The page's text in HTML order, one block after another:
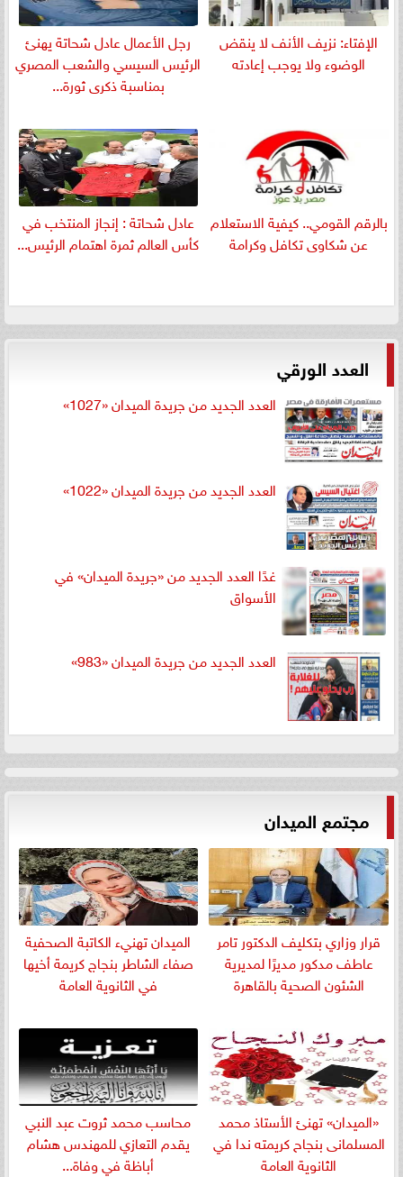
الإفتاء: نزيف الأنف لا ينقض
الوضوء ولا يوجب إعادته
رجل الأعمال عادل شحاتة يهنئ
الرئيس السيسي والشعب المصري
بمناسبة ذكرى ثورة...
بالرقم القومي.. كيفية الاستعلام
عن شكاوى تكافل وكرامة
عادل شحاتة : إنجاز المنتخب في
كأس العالم ثمرة اهتمام الرئيس...
العدد الورقي
العدد الجديد من جريدة الميدان «1027»
العدد الجديد من جريدة الميدان «1022»
غدًا العدد الجديد من «جريدة الميدان» في
الأسواق
العدد الجديد من جريدة الميدان «983»
مجتمع الميدان
قرار وزاري بتكليف الدكتور تامر
عاطف مدكور مديرًا لمديرية
الشئون الصحية بالقاهرة
الميدان تهنيء الكاتبة الصحفية
صفاء الشاطر بنجاج كريمة أخيها
في الثانوية العامة
«الميدان» تهنئ الأستاذ محمد
المسلمانى بنجاح كريمته ندا في
الثانوية العامة
​محاسب محمد ثروت عبد النبي
يقدم التعازي للمهندس هشام
أباظة في وفاة...